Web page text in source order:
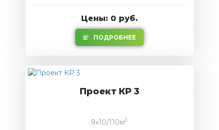
Цены: 0 руб.
ПОДРОБНЕЕ
Проект КР 3
9x10/110м2